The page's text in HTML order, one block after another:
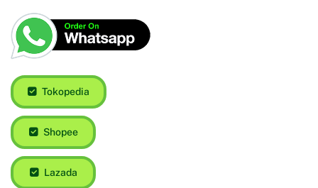
Tokopedia
Shopee
Lazada